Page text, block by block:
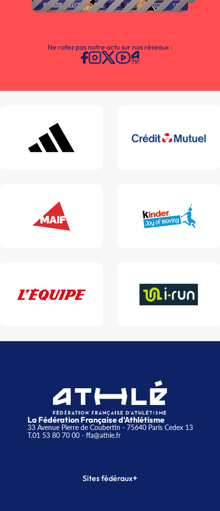
Ne ratez pas notre actu sur nos réseaux :
La Fédération Française d'Athlétisme
33 Avenue Pierre de Coubertin - 75640 Paris Cedex 13
T.01 53 80 70 00- ffa@athle.fr
Sites fédéraux+